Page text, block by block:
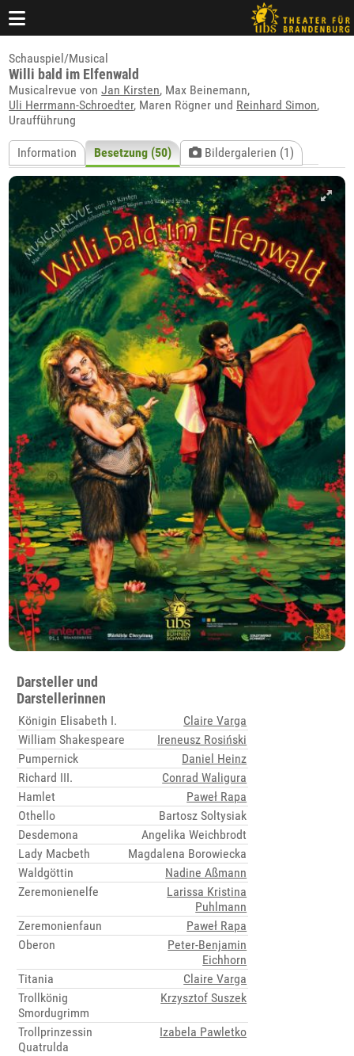
Schauspiel/Musical
Willi bald im Elfenwald
Musicalrevue vonJan Kirsten, Max Beinemann,
Uli Herrmann-Schroedter, Maren Rögner und Reinhard Simon,
Uraufführung
Information Besetzung (50) Bildergalerien (1)
Darsteller und
Darstellerinnen
Königin Elisabeth I.
Claire Varga
William Shakespeare
Ireneusz Rosiński
Pumpernick
Daniel Heinz
Richard III.
Conrad Waligura
Hamlet
Paweł Rapa
Othello
Bartosz Soltysiak
Desdemona
Angelika Weichbrodt
Lady Macbeth
Magdalena Borowiecka
Waldgöttin
Nadine Aßmann
Zeremonienelfe
Larissa Kristina
Puhlmann
Zeremonienfaun
Paweł Rapa
Oberon
Peter-Benjamin
Eichhorn
Titania
Claire Varga
Trollkönig
Smordugrimm
Krzysztof Suszek
Trollprinzessin
Quatrulda
Izabela Pawletko